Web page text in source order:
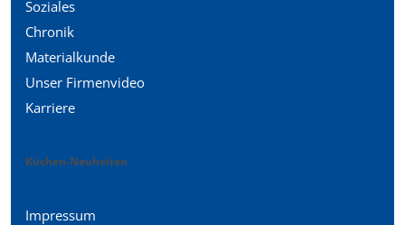
Soziales
Chronik
Materialkunde
Unser Firmenvideo
Karriere
Küchen-Neuheiten
Impressum